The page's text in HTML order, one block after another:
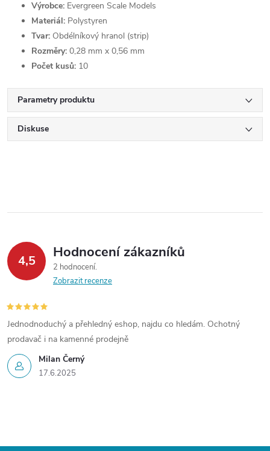
Výrobce: Evergreen Scale Models
Materiál: Polystyren
Tvar: Obdélníkový hranol (strip)
Rozměry: 0,28 mm x 0,56 mm
Počet kusů: 10
Parametry produktu
Diskuse
4,5 Hodnocení zákazníků
2 hodnocení
Zobrazit recenze
Milan Černý
17.6.2025
Jednodnoduchý a přehledný eshop, najdu co hledám. Ochotný
prodavač i na kamenné prodejně